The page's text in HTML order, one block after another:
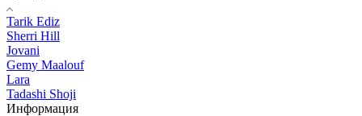
Tarik Ediz
Sherri Hill
Jovani
Gemy Maalouf
Lara
Tadashi Shoji
Информация